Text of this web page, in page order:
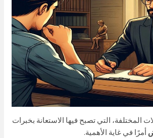
المختلفة، التي تصبح فيها الاستعانة بخبرات
أمرًا في غاية الأهمية.